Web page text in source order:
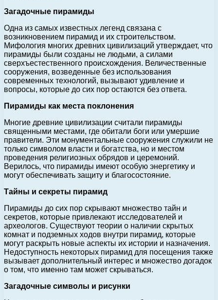
Загадочные пирамиды
Одна из самых известных легенд связана с
возникновением пирамид и их строительством.
Мифология многих древних цивилизаций утверждает, что
пирамиды были созданы не людьми, а силами
сверхъестественного происхождения. Величественные
сооружения, возведенные без использования
современных технологий, вызывают удивление и
вопросы, которые до сих пор остаются без ответа.
Пирамиды как места поклонения
Многие древние цивилизации считали пирамиды
священными местами, где обитали боги или умершие
правители. Эти монументальные сооружения служили не
только символом власти и богатства, но и местом
проведения религиозных обрядов и церемоний.
Верилось, что пирамиды имеют особую энергетику и
могут обеспечивать защиту и благосостояние.
Тайны и секреты пирамид
Пирамиды до сих пор скрывают множество тайн и
секретов, которые привлекают исследователей и
археологов. Существуют теории о наличии скрытых
комнат и подземных ходов внутри пирамид, которые
могут раскрыть новые аспекты их истории и назначения.
Недоступность некоторых пирамид для посещения также
вызывает дополнительный интерес и множество догадок
о том, что именно там может скрываться.
Загадочные символы и рисунки